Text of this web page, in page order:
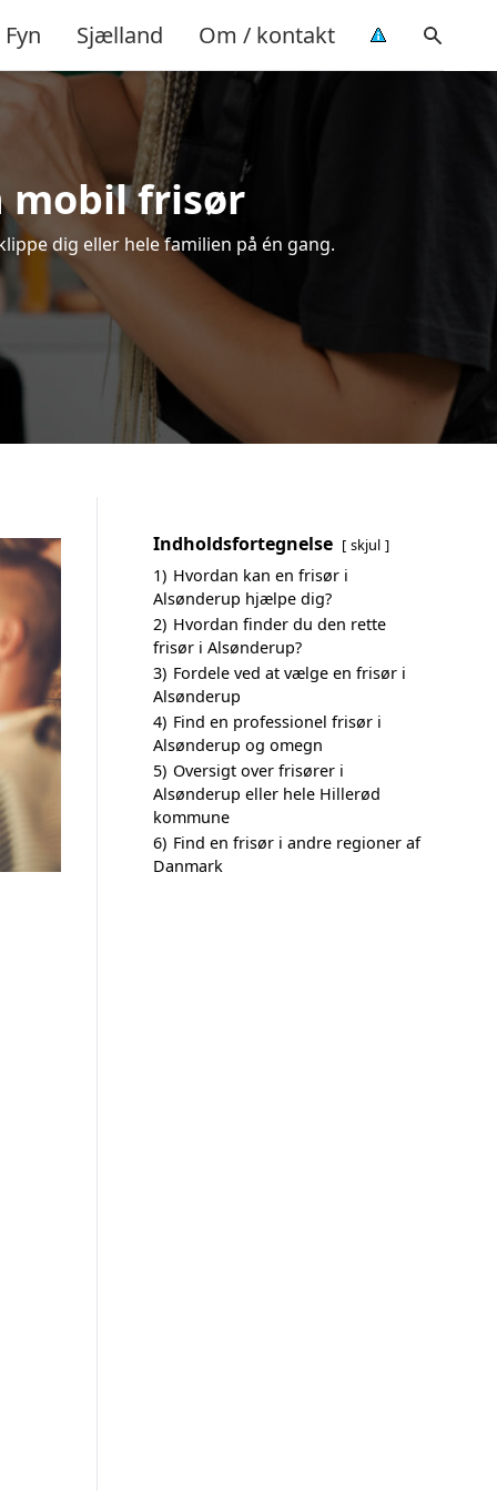
Fyn Sjælland Om / kontakt
mobil frisør
dig eller hele familien på én gang.
Indholdsfortegnelse skjul
1) Hvordan kan en frisør i
Alsønderup hjælpe dig?
2) Hvordan finder du den rette
frisør i Alsønderup?
3) Fordele ved at vælge en frisør i
Alsønderup
4) Find en professionel frisør i
Alsønderup og omegn
5) Oversigt over frisører i
Alsønderup eller hele Hillerød
kommune
6) Find en frisør i andre regioner af
Danmark